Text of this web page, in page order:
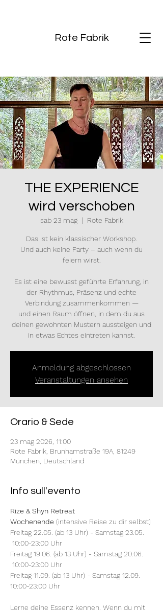
Rote Fabrik
THE EXPERIENCE
wird verschoben
sab 23 mag
  |
Rote Fabrik
Das ist kein klassischer Workshop.
Und auch keine Party – auch wenn du
feiern wirst.
Es ist eine bewusst geführte Erfahrung, in
der Rhythmus, Präsenz und echte
Verbindung zusammenkommen —
und einen Raum öffnen, in dem du aus
deinen gewohnten Mustern aussteigen und
in etwas Echtes eintreten kannst.
Anmeldung abgeschlossen
Veranstaltungen ansehen
Orario & Sede
23 mag 2026, 11:00
Rote Fabrik, Brunhamstraße 19A, 81249
München, Deutschland
Info sull'evento
Rize & Shyn Retreat
Wochenende (intensive Reise zu dir selbst)
Freitag 22.05. (ab 13 Uhr) - Samstag 23.05.
10:00-23:00 Uhr
Freitag 19.06. (ab 13 Uhr) - Samstag 20.06.
10:00-23:00 Uhr
Freitag 11.09. (ab 13 Uhr) - Samstag 12.09.
10:00-23:00 Uhr
Lerne deine Essenz kennen. Wenn du mit